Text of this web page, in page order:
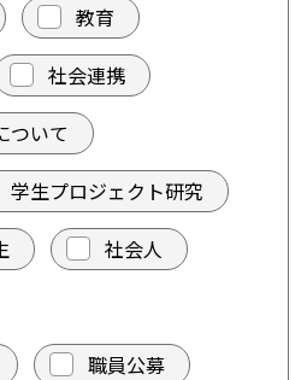
教育
社会連携
ついて
学生プロジェクト研究
社会人
職員公募